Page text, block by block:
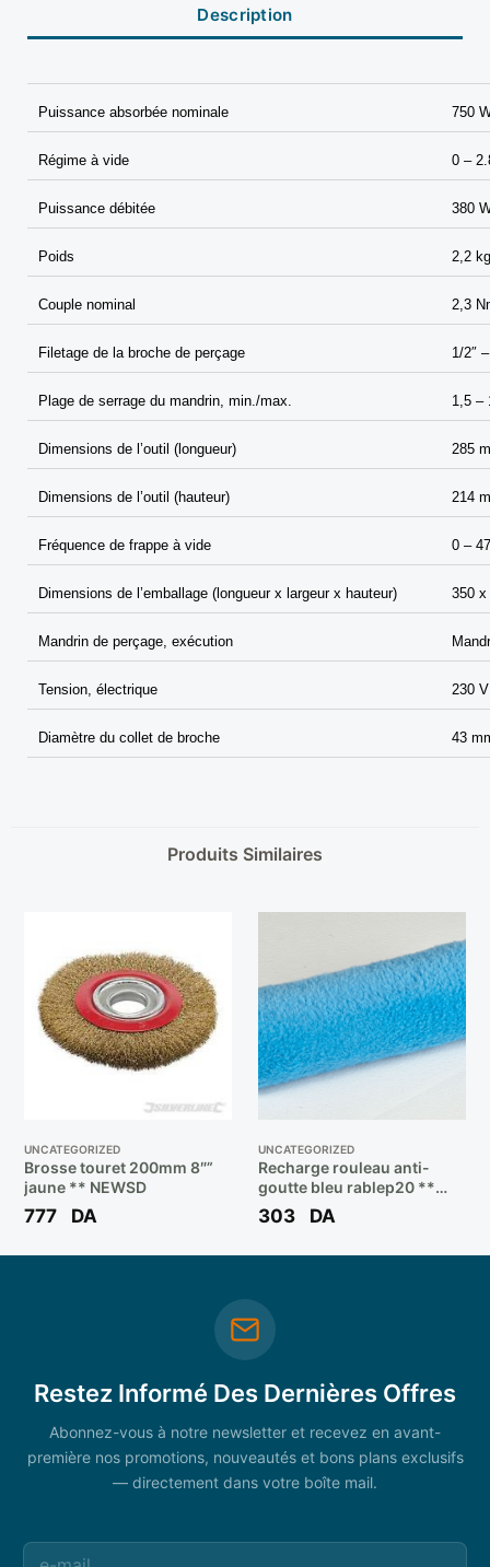
Description
Puissance absorbée nominale 750
Régime à vide 0 –
Puissance débitée 380
Poids 2,2 kg
Couple nominal 2,3
Filetage de la broche de perçage 1/2″
Plage de serrage du mandrin, min./max. 1,5 –
Dimensions de l’outil (longueur) 285
Dimensions de l’outil (hauteur) 214
Fréquence de frappe à vide 0 –
Dimensions de l’emballage (longueur x largeur x hauteur) 350 x
Mandrin de perçage, exécution
Tension, électrique 230 V
Diamètre du collet de broche 43
Produits Similaires
UNCATEGORIZED
Brosse touret 200mm 8″”
jaune ** NEWSD
777 DA
UNCATEGORIZED
Recharge rouleau anti-
goutte bleu rablep20 **
MINIROS
303 DA
Restez Informé Des Dernières Offres
Abonnez-vous à notre newsletter et recevez en avant-
première nos promotions, nouveautés et bons plans exclusifs
— directement dans votre boîte mail.